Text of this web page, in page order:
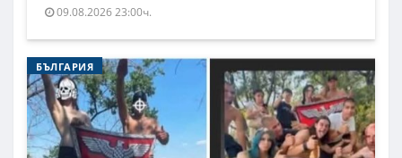
09.08.2026 23:00ч.
БЪЛГАРИЯ